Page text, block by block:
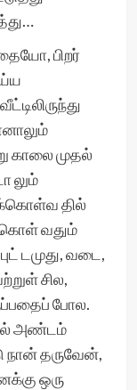
பிறர்
காலை முதல்
லும்
தில்
வதும்
டமுது, வடை,
சில,
போல.
அண்டம்
நான் தருவேன்,
ஒரு